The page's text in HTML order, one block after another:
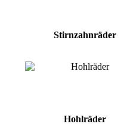
Stirnzahnräder
Hohlräder